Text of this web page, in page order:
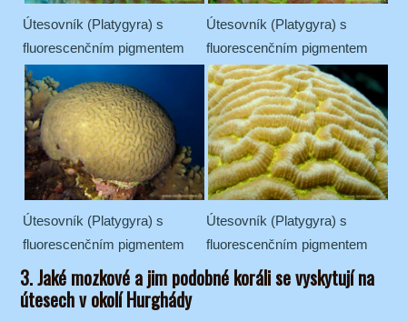
Útesovník (Platygyra) s
fluorescenčním pigmentem
Útesovník (Platygyra) s
fluorescenčním pigmentem
Útesovník (Platygyra) s
fluorescenčním pigmentem
Útesovník (Platygyra) s
fluorescenčním pigmentem
3. Jaké mozkové a jim podobné koráli se vyskytují na
útesech v okolí Hurghády